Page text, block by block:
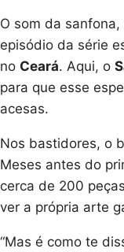
O som da
episódio da série
no Ceará. Aqui, o
para que esse
acesas.
Nos bastidores, o
Meses antes do
cerca de 200
ver a própria arte
“Mas é como te